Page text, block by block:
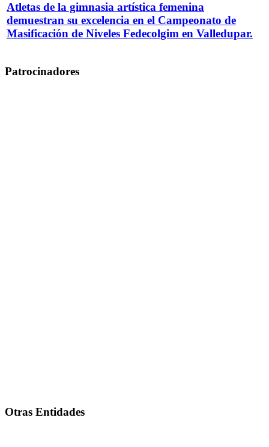
Atletas de la gimnasia artística femenina
demuestran su excelencia en el Campeonato de
Masificación de Niveles Fedecolgim en Valledupar.
Patrocinadores
Otras Entidades